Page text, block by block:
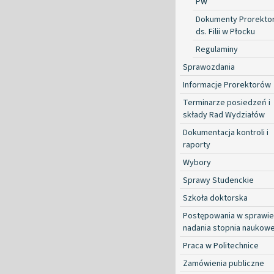
Dokumenty
ds. Filii w Płocku
Regulaminy
Sprawozdania
Informacje Prorektorów
Terminarze posiedzeń i
składy Rad Wydziałów
Dokumentacja kontroli i
raporty
Wybory
Sprawy Studenckie
Szkoła doktorska
Postępowania w sprawie
nadania stopnia
Praca w Politechnice
Zamówienia publiczne